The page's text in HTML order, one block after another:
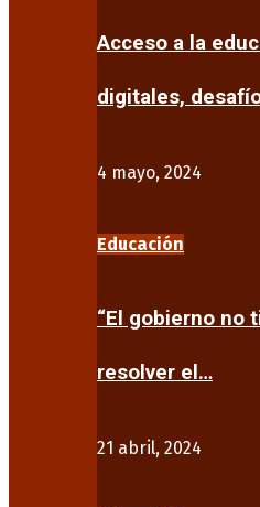
Acceso a la
digitales,
4 mayo, 2024
Educación
“El gobierno no
resolver el…
21 abril, 2024